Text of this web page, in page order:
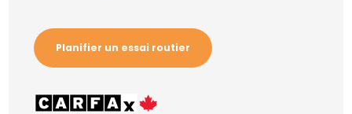
Planifier un essai routier